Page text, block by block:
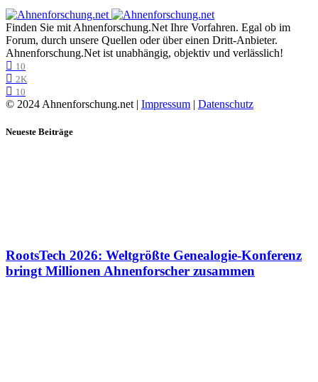
Finden Sie mit Ahnenforschung.Net Ihre Vorfahren. Egal ob im
Forum, durch unsere Quellen oder über einen Dritt-Anbieter.
Ahnenforschung.Net ist unabhängig, objektiv und verlässlich!
10
2K
10
© 2024 Ahnenforschung.net | Impressum | Datenschutz
Neueste Beiträge
RootsTech 2026: Weltgrößte Genealogie-Konferenz
bringt Millionen Ahnenforscher zusammen